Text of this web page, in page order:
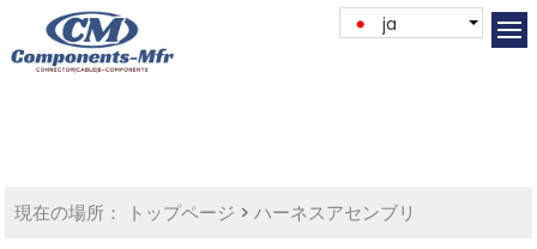
ja
現在の場所： トップページ >ハーネスアセンブリ